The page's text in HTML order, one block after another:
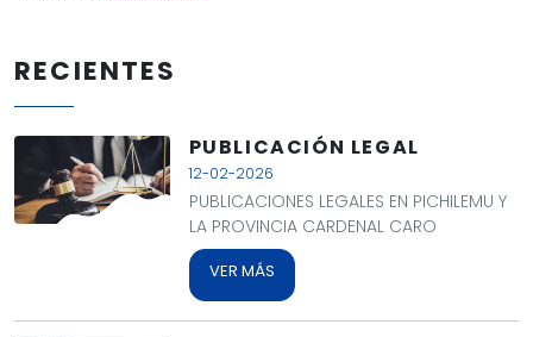
RECIENTES
PUBLICACIÓN LEGAL
12-02-2026
PUBLICACIONES LEGALES EN PICHILEMU Y
LA PROVINCIA CARDENAL CARO
VER MÁS